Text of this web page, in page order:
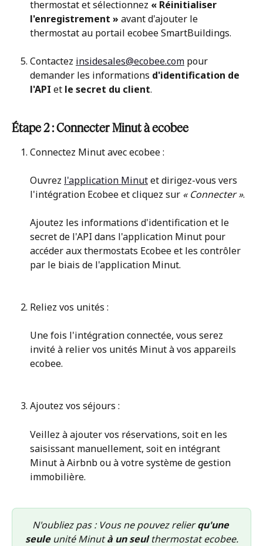
thermostat et sélectionnez « Réinitialiser
l'enregistrement » avant d'ajouter le
thermostat au portail ecobee SmartBuildings.
Contactez insidesales@ecobee.com pour
demander les informations d'identification de
l'API et le secret du client.
Étape 2 : Connecter Minut à ecobee
Connectez Minut avec ecobee :
Ouvrez l'application Minut et dirigez-vous vers
l'intégration Ecobee et cliquez sur « Connecter ».
Ajoutez les informations d'identification et le
secret de l'API dans l'application Minut pour
accéder aux thermostats Ecobee et les contrôler
par le biais de l'application Minut.
Reliez vos unités :
Une fois l'intégration connectée, vous serez
invité à relier vos unités Minut à vos appareils
ecobee.
Ajoutez vos séjours :
Veillez à ajouter vos réservations, soit en les
saisissant manuellement, soit en intégrant
Minut à Airbnb ou à votre système de gestion
immobilière.
N'oubliez pas : Vous ne pouvez relier qu'une
seule unité Minut à un seul thermostat ecobee.